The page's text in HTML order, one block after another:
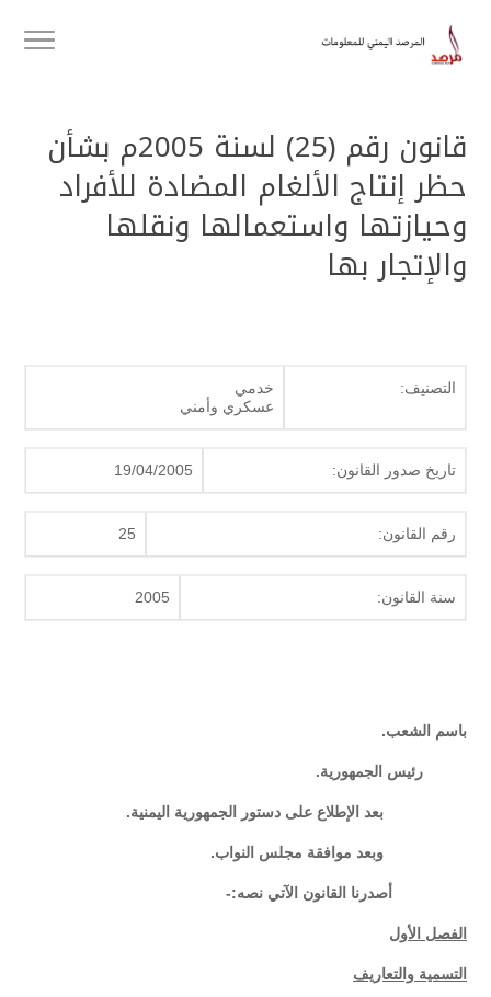
قانون رقم (25) لسنة 2005م بشأن
حظر إنتاج الألغام المضادة للأفراد
وحيازتها واستعمالها ونقلها
والإتجار بها
التصنيف:
خدمي
عسكري وأمني
تاريخ صدور القانون: 19/04/2005
رقم القانون: 25
سنة القانون: 2005
باسم الشعب.
رئيس الجمهورية.
بعد الإطلاع على دستور الجمهورية اليمنية.
وبعد موافقة مجلس النواب.
أصدرنا القانون الآتي نصه:-
الفصل الأول
التسمية والتعاريف